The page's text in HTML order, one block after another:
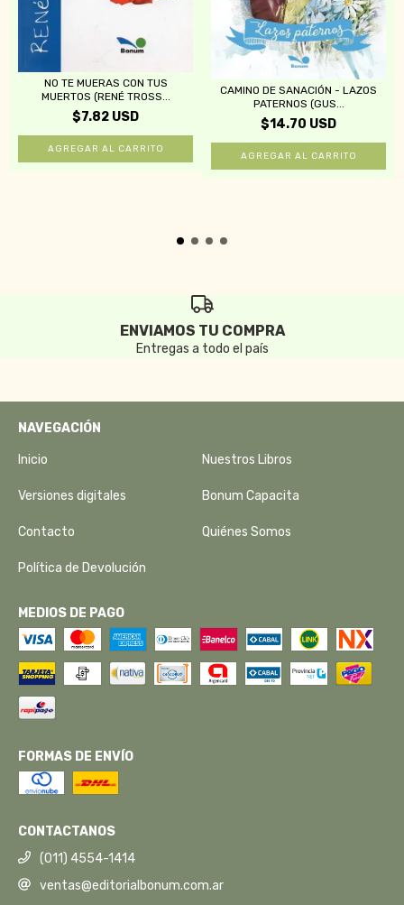
NO TE MUERAS CON TUS
MUERTOS (RENÉ TROSS...
$7.82 USD
CAMINO DE SANACIÓN - LAZOS
PATERNOS (GUS...
$14.70 USD
ENVIAMOS TU COMPRA
Entregas a todo el país
NAVEGACIÓN
Inicio Nuestros Libros
Versiones digitales Bonum Capacita
Contacto Quiénes Somos
Política de Devolución
MEDIOS DE PAGO
FORMAS DE ENVÍO
CONTACTANOS
(011) 4554-1414
ventas@editorialbonum.com.ar